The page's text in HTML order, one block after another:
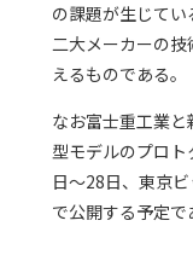
の課題が生じて
二大メーカーの
えるものである。
なお富士重工業
型モデルのプロ
日～28日、東京
で公開する予定で